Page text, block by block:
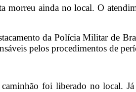
morreu ainda no local. O
da Polícia Militar de
pelos procedimentos de
foi liberado no local.